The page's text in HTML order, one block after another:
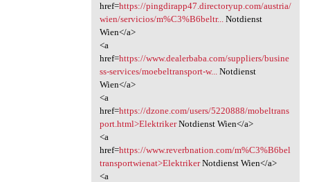
href=https://pingdirapp47.directoryup.com/austria/
wien/servicios/m%C3%B6beltr...
Notdienst
Wien</a>
<a
href=https://www.dealerbaba.com/suppliers/busine
ss-services/moebeltransport-w...
Notdienst
Wien</a>
<a
href=https://dzone.com/users/5220888/mobeltrans
port.html>ElektrikerNotdienst Wien</a>
<a
href=https://www.reverbnation.com/m%C3%B6bel
transportwienat>ElektrikerNotdienst Wien</a>
<a